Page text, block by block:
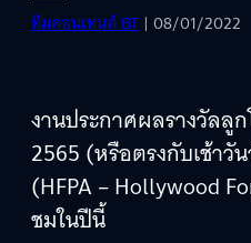
ทีมคอนเทนต์ BT | 08/01/2022
งานประกาศผลรางวัลลู
2565 (หรือตรงกับเช้า
(HFPA – Hollywood
ชมในปีนี้